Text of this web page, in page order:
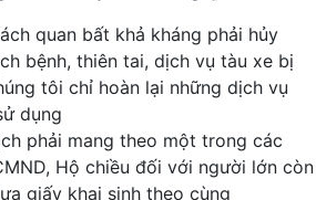
quan bất khả kháng phải hủy
bệnh, thiên tai, dịch vụ tàu xe bị
tôi chỉ hoàn lại những dịch vụ
dụng
phải mang theo một trong các
Hộ chiều đối với người lớn còn
giấy khai sinh theo cùng